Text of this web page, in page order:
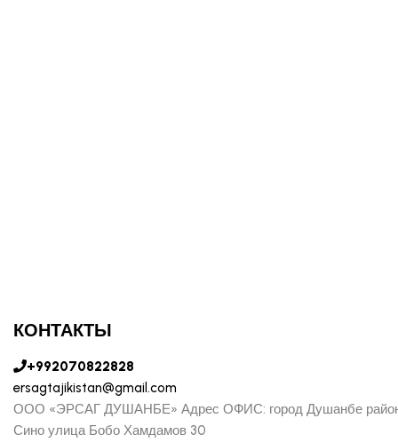
КОНТАКТЫ
+992070822828
ersagtajikistan@gmail.com
ООО «ЭРСАГ ДУШАНБЕ» Адрес ОФИС: город Душанбе
Сино улица Бобо Хамдамов 30